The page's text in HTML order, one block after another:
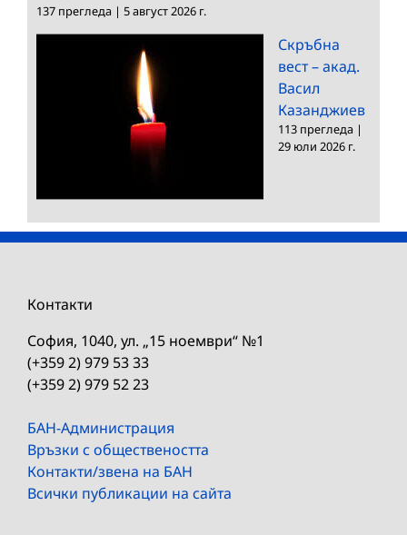
137 прегледа | 5 август 2026 г.
Скръбна
вест – акад.
Васил
Казанджиев
113 прегледа |
29 юли 2026 г.
Контакти
София, 1040, ул. „15 ноември“ №1
(+359 2) 979 53 33
(+359 2) 979 52 23
БАН-Администрация
Връзки с обществеността
Контакти/звена на БАН
Всички публикации на сайта